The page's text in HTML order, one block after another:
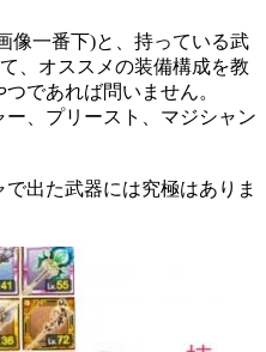
像一番下)と、持っている武
、オススメの装備構成を教
であれば問いません。
、プリースト、マジシャン
出た武器には究極はありま